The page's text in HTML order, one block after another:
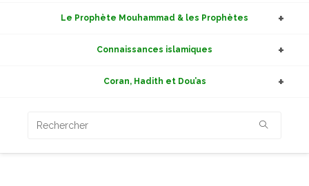
Le Prophète Mouhammad & les Prophètes
Connaissances islamiques
Coran, Hadith et Dou’as